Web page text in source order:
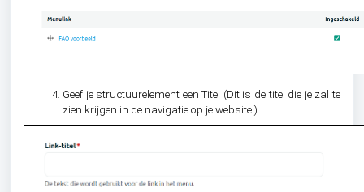
Geef je structuurelement een Titel (Dit is de titel die je zal te
zien krijgen in de navigatie op je website.)